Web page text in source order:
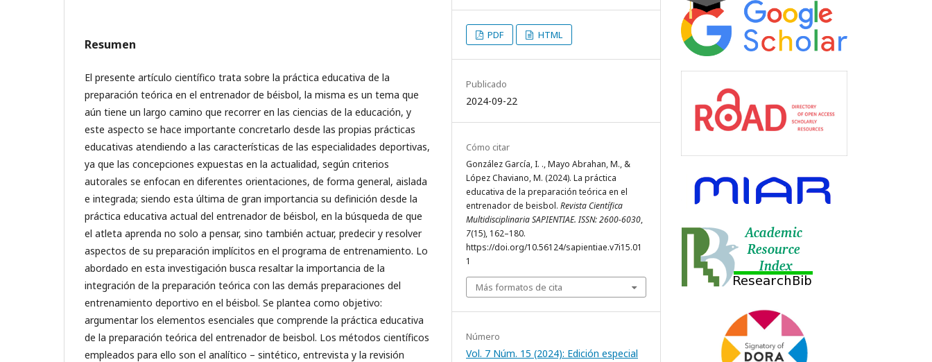
Resumen
El presente artículo científico trata sobre la práctica educativa de la
preparación teórica en el entrenador de béisbol, la misma es un tema que
aún tiene un largo camino que recorrer en las ciencias de la educación, y
este aspecto se hace importante concretarlo desde las propias prácticas
educativas atendiendo a las características de las especialidades deportivas,
ya que las concepciones expuestas en la actualidad, según criterios
autorales se enfocan en diferentes orientaciones, de forma general, aislada
e integrada; siendo esta última de gran importancia su definición desde la
práctica educativa actual del entrenador de béisbol, en la búsqueda de que
el atleta aprenda no solo a pensar, sino también actuar, predecir y resolver
aspectos de su preparación implícitos en el programa de entrenamiento. Lo
abordado en esta investigación busca resaltar la importancia de la
integración de la preparación teórica con las demás preparaciones del
entrenamiento deportivo en el béisbol. Se plantea como objetivo:
argumentar los elementos esenciales que comprende la práctica educativa
de la preparación teórica del entrenador de beisbol. Los métodos científicos
empleados para ello son el analítico – sintético, entrevista y la revisión
PDF HTML
Publicado
2024-09-22
Cómo citar
González García, I. ., Mayo Abrahan, M., &
López Chaviano, M. (2024). La práctica
educativa de la preparación teórica en el
entrenador de beisbol. Revista Científica
Multidisciplinaria SAPIENTIAE. ISSN: 2600-6030,
7(15), 162–180.
https://doi.org/10.56124/sapientiae.v7i15.01
1
Más formatos de cita
Número
Vol. 7 Núm. 15 (2024): Edición especial